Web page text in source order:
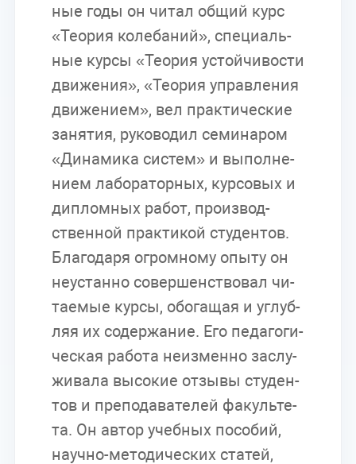
ные годы он чи­тал об­щий курс
«Тео­рия ко­ле­ба­ний», спе­ци­аль­
ные кур­сы «Тео­рия устой­чи­во­сти
дви­же­ния», «Тео­рия управ­ле­ния
дви­же­ни­ем», вел прак­ти­че­ские
за­ня­тия, ру­ко­во­дил се­ми­на­ром
«Ди­на­ми­ка си­стем» и вы­пол­не­
ни­ем ла­бо­ра­тор­ных, кур­со­вых и
ди­плом­ных ра­бот, про­из­вод­
ствен­ной прак­ти­кой сту­ден­тов.
Бла­го­да­ря огром­но­му опы­ту он
неустан­но со­вер­шен­ство­вал чи­
та­е­мые кур­сы, обо­га­щая и углуб­
ляя их со­дер­жа­ние. Его пе­да­го­ги­
че­ская ра­бо­та неиз­мен­но за­слу­
жи­ва­ла вы­со­кие от­зы­вы сту­ден­
тов и пре­по­да­ва­те­лей фа­куль­те­
та. Он ав­тор учеб­ных по­со­бий,
на­уч­но-ме­то­ди­че­ских ста­тей,